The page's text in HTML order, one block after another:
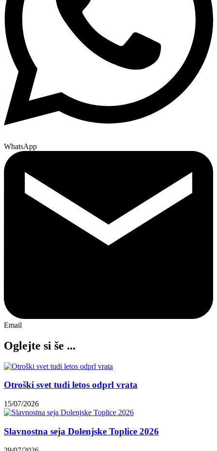
WhatsApp
Email
Oglejte si še ...
Otroški svet tudi letos odprl vrata
15/07/2026
Slavnostna seja Dolenjske Toplice 2026